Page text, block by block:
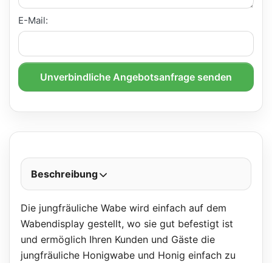
E-Mail:
Unverbindliche Angebotsanfrage senden
Beschreibung
Die jungfräuliche Wabe wird einfach auf dem
Wabendisplay gestellt, wo sie gut befestigt ist
und ermöglich Ihren Kunden und Gäste die
jungfräuliche Honigwabe und Honig einfach zu